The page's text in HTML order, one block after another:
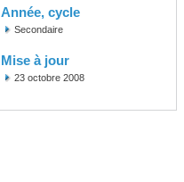
Année, cycle
Secondaire
Mise à jour
23 octobre 2008